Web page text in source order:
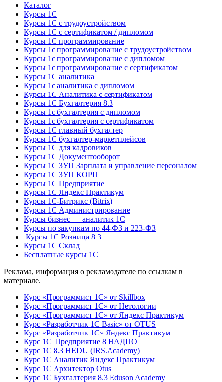
Каталог
Курсы 1С
Курсы 1С с трудоустройством
Курсы 1С с сертификатом / дипломом
Курсы 1С программирование
Курсы 1с программирование с трудоустройством
Курсы 1с программирование с дипломом
Курсы 1с программирование с сертификатом
Курсы 1С аналитика
Курсы 1с аналитика с дипломом
Курсы 1С Аналитика с сертификатом
Курсы 1С Бухгалтерия 8.3
Курсы 1с бухгалтерия с дипломом
Курсы 1с бухгалтерия с сертификатом
Курсы 1С главный бухгалтер
Курсы 1С бухгалтер-маркетплейсов
Курсы 1С для кадровиков
Курсы 1С Документооборот
Курсы 1С ЗУП Зарплата и управление персоналом
Курсы 1С ЗУП КОРП
Курсы 1С Предприятие
Курсы 1С Яндекс Практикум
Курсы 1С-Битрикс (Bitrix)
Курсы 1С Администрирование
Курсы бизнес — аналитик 1С
Курсы по закупкам по 44‑ФЗ и 223‑ФЗ
Курсы 1С Розница 8.3
Курсы 1С Склад
Бесплатные курсы 1С
Реклама, информация о рекламодателе по ссылкам в
материале.
Курс «Программист 1С» от Skillbox
Курс «Программист 1С» от Нетологии
Курс «Программист 1С» от Яндекс Практикум
Курс «Разработчик 1С Basic» от OTUS
Курс «Разработчик 1С» Яндекс Практикум
Курс 1С Предприятие 8 НАДПО
Курс 1С 8.3 HEDU (IRS.Academy)
Курс 1С Аналитик Яндекс Практикум
Курс 1С Архитектор Otus
Курс 1С Бухгалтерия 8.3 Eduson Academy